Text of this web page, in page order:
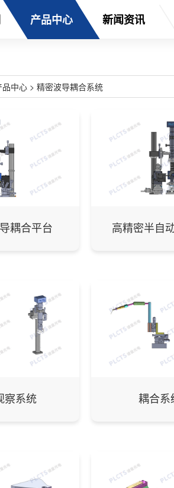
产品中心 新闻资讯
品中心 > 精密波导耦合系统
耦合平台 高精密半自
察系统 耦合系